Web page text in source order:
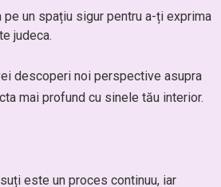
pe un spațiu sigur pentru a-ți exprima
judeca.
descoperi noi perspective asupra
mai profund cu sinele tău interior.
este un proces continuu, iar